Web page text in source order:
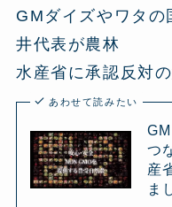
GMダイズやワタの
井代表が農林
水産省に承認反対
あわせて読みたい
つ
産
ま